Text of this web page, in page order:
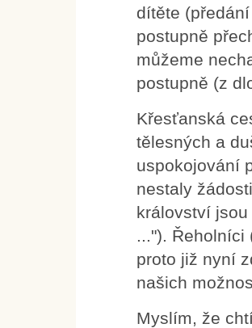
dítěte
postupně
můžeme
postupně (z
Křesťanská
tělesných a
uspokojování
nestaly
království
...").
proto již nyní
našich
Myslím, že